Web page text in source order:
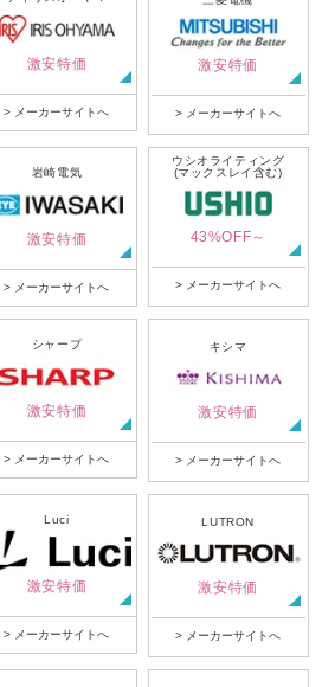
激安特価
> メーカーサイトへ
激安特価
> メーカーサイトへ
岩崎電気
激安特価
> メーカーサイトへ
ウシオライティング
(マックスレイ含む)
43%OFF～
> メーカーサイトへ
シャープ
激安特価
> メーカーサイトへ
キシマ
激安特価
> メーカーサイトへ
Luci
激安特価
> メーカーサイトへ
LUTRON
激安特価
> メーカーサイトへ